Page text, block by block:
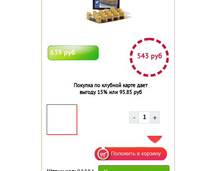
639 руб 543 руб
Покупка по клубной карте дает
выгоду 15% или 95.85 руб
ДОБАВИТЬ В ИЗБРАННОЕ